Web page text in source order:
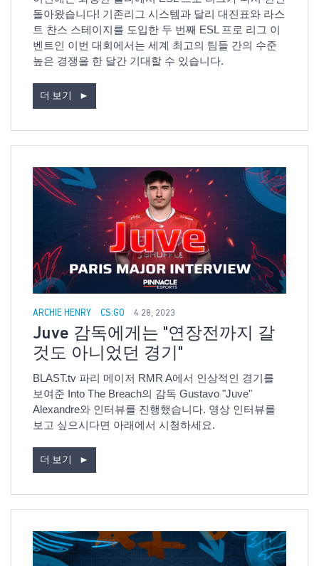
돌아왔습니다! 기존리그 시스템과 달리 대진표와 라스
트 찬스 스테이지를 도입한 두 번째 ESL 프로 리그 이
벤트인 이번 대회에서는 세계 최고의 팀들 간의 수준
높은 경쟁을 한 달간 기대할 수 있습니다.
더 보기 ►
ARCHIE HENRY CS:GO 4 28, 2023
Juve 감독에게는 "연장전까지 갈
것도 아니었던 경기"
BLAST.tv 파리 메이저 RMR A에서 인상적인 경기를
보여준 Into The Breach의 감독 Gustavo "Juve"
Alexandre와 인터뷰를 진행했습니다. 영상 인터뷰를
보고 싶으시다면 아래에서 시청하세요.
더 보기 ►